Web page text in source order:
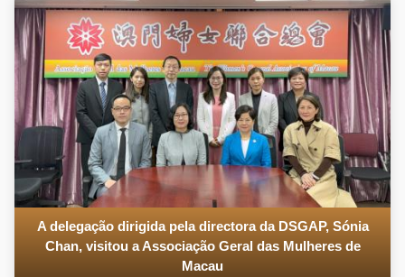
A delegação dirigida pela directora da DSGAP, Sónia
Chan, visitou a Associação Geral das Mulheres de
Macau